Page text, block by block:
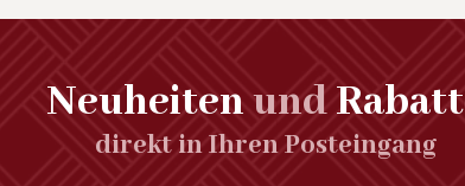
Neuheitenund
direkt in Ihren Posteingang